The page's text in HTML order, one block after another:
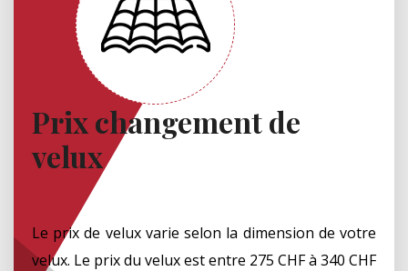
Prix changement de
velux
Le prix de velux varie selon la dimension de votre
velux. Le prix du velux est entre 275 CHF à 340 CHF